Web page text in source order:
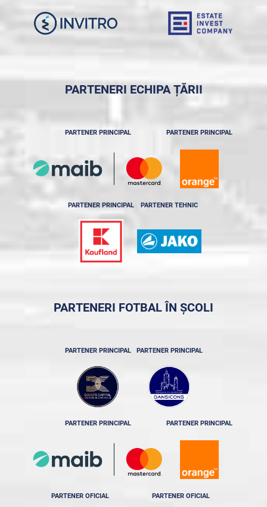
PARTENERI ECHIPA ȚĂRII
PARTENER PRINCIPAL PARTENER PRINCIPAL
PARTENER PRINCIPAL PARTENER TEHNIC
PARTENERI FOTBAL ÎN ȘCOLI
PARTENER PRINCIPAL PARTENER PRINCIPAL
PARTENER PRINCIPAL PARTENER PRINCIPAL
PARTENER OFICIAL PARTENER OFICIAL